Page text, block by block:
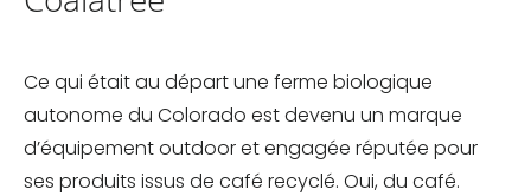
Ce qui était au départ une ferme biologique
autonome du Colorado est devenu un marque
d’équipement outdoor et engagée réputée pour
ses produits issus de café recyclé. Oui, du café.